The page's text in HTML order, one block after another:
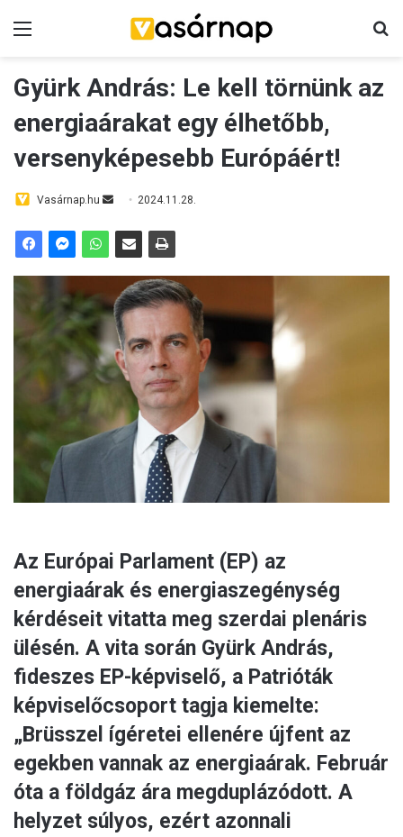
Menü
Gyürk András: Le kell törnünk az
energiaárakat egy élhetőbb,
versenyképesebb Európáért!
Vasárnap.hu
Send
email
2024.11.28.
Az Európai Parlament (EP) az
energiaárak és energiaszegénység
kérdéseit vitatta meg szerdai plenáris
ülésén. A vita során Gyürk András,
fideszes EP-képviselő, a Patrióták
képviselőcsoport tagja kiemelte:
„Brüsszel ígéretei ellenére újfent az
egekben vannak az energiaárak. Február
óta a földgáz ára megduplázódott. A
helyzet súlyos, ezért azonnali